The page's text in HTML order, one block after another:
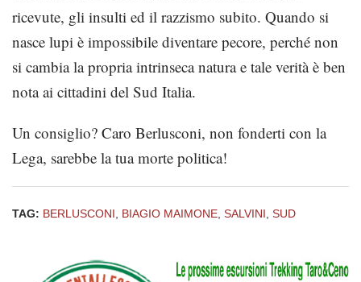
ricevute, gli insulti ed il razzismo subito. Quando si
nasce lupi è impossibile diventare pecore, perché non
si cambia la propria intrinseca natura e tale verità è ben
nota ai cittadini del Sud Italia.
Un consiglio? Caro Berlusconi, non fonderti con la
Lega, sarebbe la tua morte politica!
TAG: BERLUSCONI BIAGIO MAIMONE SALVINI SUD